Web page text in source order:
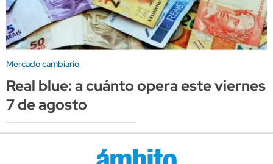
Mercado cambiario
Real blue: a cuánto opera este viernes
7 de agosto